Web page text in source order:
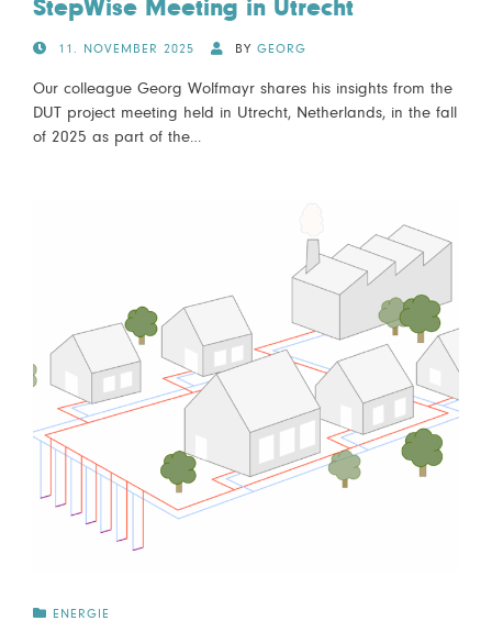
StepWise Meeting in Utrecht
POSTED11. NOVEMBER 2025 BY GEORG
Our colleague Georg Wolfmayr shares his insights from the
DUT project meeting held in Utrecht, Netherlands, in the fall
of 2025 as part of the…
ENERGIE